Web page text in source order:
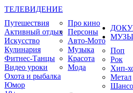
ТЕЛЕВИДЕНИЕ
Путешествия
Активный отдых
Искусство
Кулинария
Фитнес-Танцы
Видео уроки
Охота и рыбалка
Юмор
Про кино
Персоны
Авто-Мото
Музыка
Красота
Мода
Поп
Рок
Хип-
Метал